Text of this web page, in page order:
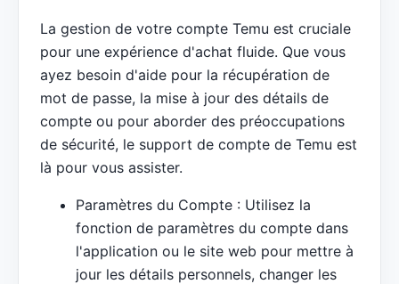
La gestion de votre compte Temu est cruciale
pour une expérience d'achat fluide. Que vous
ayez besoin d'aide pour la récupération de
mot de passe, la mise à jour des détails de
compte ou pour aborder des préoccupations
de sécurité, le support de compte de Temu est
là pour vous assister.
Paramètres du Compte : Utilisez la
fonction de paramètres du compte dans
l'application ou le site web pour mettre à
jour les détails personnels, changer les